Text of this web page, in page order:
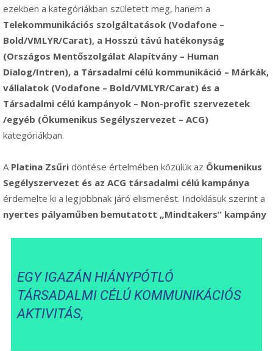
ezekben a kategóriákban született meg, hanem a
Telekommunikációs szolgáltatások (Vodafone –
Bold/VMLYR/Carat), a Hosszú távú hatékonyság
(Országos Mentőszolgálat Alapítvány – Human
Dialog/Intren), a Társadalmi célú kommunikáció – Márkák,
vállalatok (Vodafone – Bold/VMLYR/Carat) és a
Társadalmi célú kampányok – Non-profit szervezetek
/egyéb (Ökumenikus Segélyszervezet – ACG)
kategóriákban.
A Platina Zsűri döntése értelmében közülük az Ökumenikus
Segélyszervezet és az ACG társadalmi célú kampánya
érdemelte ki a legjobbnak járó elismerést. Indoklásuk szerint a
nyertes pályaműben bemutatott „Mindtakers” kampány
EGY IGAZÁN HIÁNYPÓTLÓ
TÁRSADALMI CÉLÚ KOMMUNIKÁCIÓS
AKTIVITÁS,